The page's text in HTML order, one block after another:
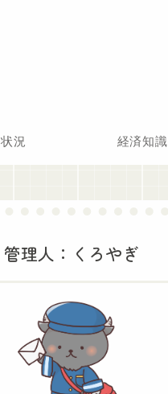
況 経済知識
管理人：くろやぎ